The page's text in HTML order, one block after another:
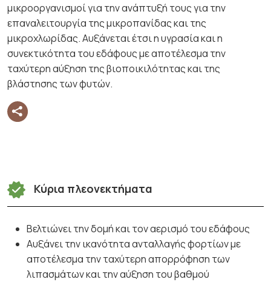
μικροοργανισμοί για την ανάπτυξή τους για την
επαναλειτουργία της μικροπανίδας και της
μικροχλωρίδας. Αυξάνεται έτσι η υγρασία και η
συνεκτικότητα του εδάφους με αποτέλεσμα την
ταχύτερη αύξηση της βιοποικιλότητας και της
βλάστησης των φυτών.
Κύρια πλεονεκτήματα
Βελτιώνει την δομή και τον αερισμό του εδάφους
Αυξάνει την ικανότητα ανταλλαγής φορτίων με
αποτέλεσμα την ταχύτερη απορρόφηση των
λιπασμάτων και την αύξηση του βαθμού